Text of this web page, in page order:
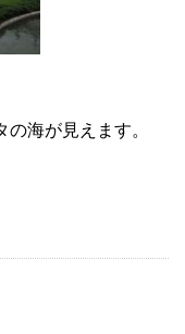
海が見えます。